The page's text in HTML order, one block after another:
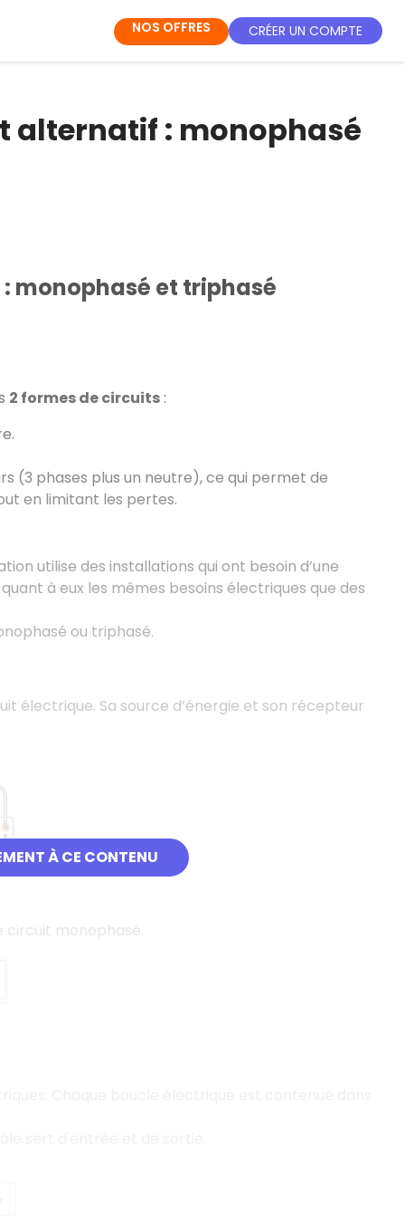
NOS OFFRES CRÉER UN COMPTE
alternatif : monophasé
À CE CONTENU
monophasé et triphasé
2 formes de circuits:
(3 phases plus un neutre), ce qui permet de
en limitant les pertes.
utilise des installations qui ont besoin d’une
à eux les mêmes besoins électriques que des
ou triphasé.
électrique. Sa source d’énergie et son récepteur
monophasé.